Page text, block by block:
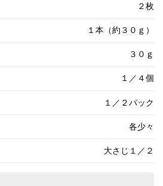
２枚
１本（約３０ｇ）
３０ｇ
１／４個
１／２パック
各少々
大さじ１／２